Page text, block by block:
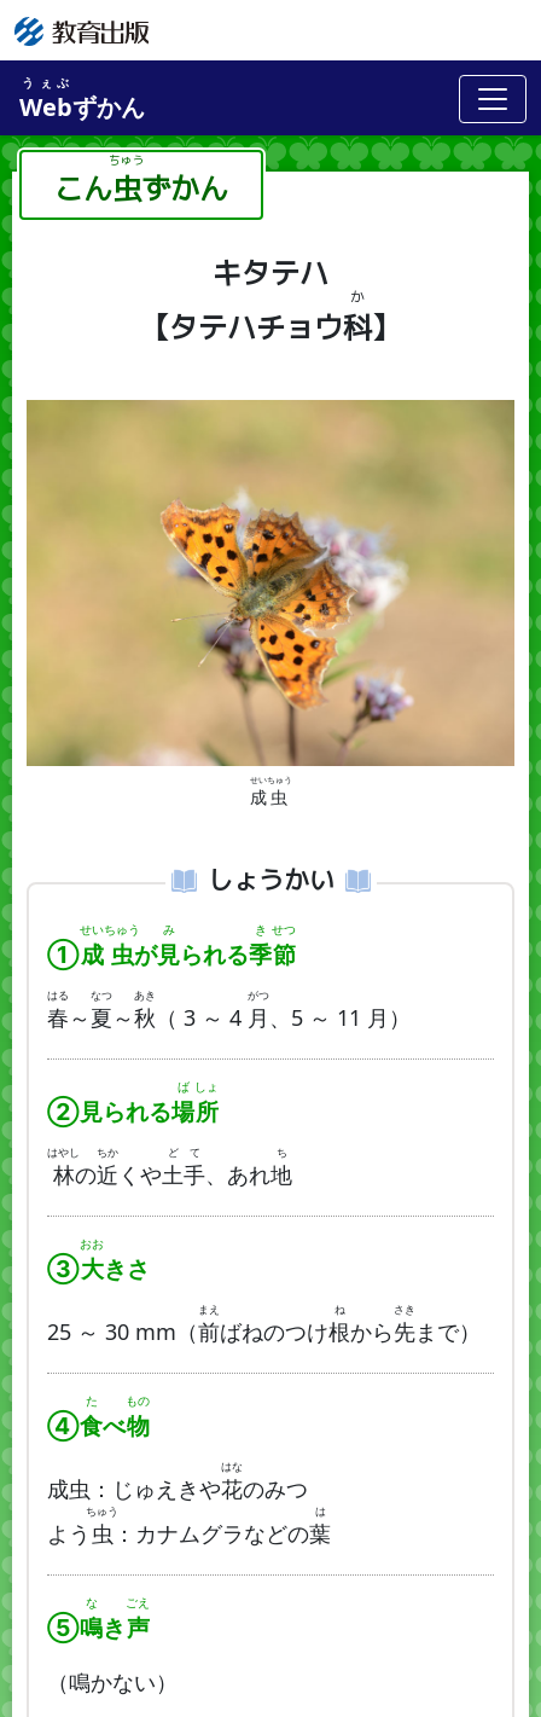
Web
うぇぶ
ずかん
こん虫ちゅう
ずかん
キタテハ
【タテハチョウ科
か
】
成
せい
虫
ちゅう
しょうかい
①成
せい
虫
ちゅう
が見
み
られる季
き
節
せつ
春
はる
～ 夏
なつ
～秋
あき
（ 3 ～ 4 月
がつ
、5 ～ 11 月）
②見られる場
ば
所
しょ
林
はやし
の近
ちか
くや土
ど
手
て
、あれ地
ち
③大
おお
きさ
25 ～ 30 mm（前
まえ
ばねのつけ根
ね
から先
さき
まで）
④食
た
べ物
もの
成虫：じゅえきや花
はな
のみつ
よう 虫
ちゅう
：カナムグラなどの葉
は
⑤鳴
な
き声
ごえ
（鳴かない）